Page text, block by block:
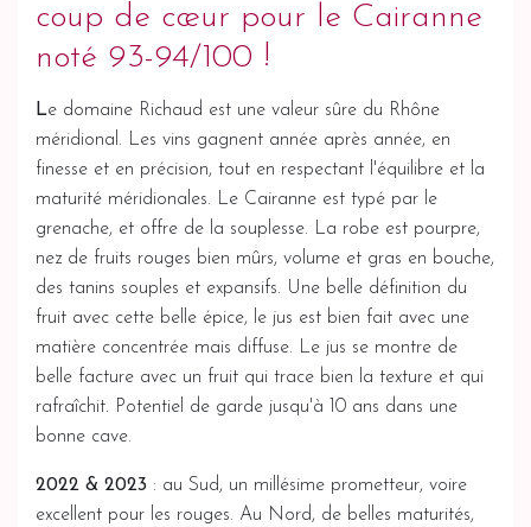
coup de cœur pour le Cairanne
noté 93-94/100 !
Le domaine Richaud est une valeur sûre du Rhône
méridional. Les vins gagnent année après année, en
finesse et en précision, tout en respectant l'équilibre et la
maturité méridionales. Le Cairanne est typé par le
grenache, et offre de la souplesse. La robe est pourpre,
nez de fruits rouges bien mûrs, volume et gras en bouche,
des tanins souples et expansifs. Une belle définition du
fruit avec cette belle épice, le jus est bien fait avec une
matière concentrée mais diffuse. Le jus se montre de
belle facture avec un fruit qui trace bien la texture et qui
rafraîchit. Potentiel de garde jusqu'à 10 ans dans une
bonne cave.
2022 & 2023 : au Sud, un millésime prometteur, voire
excellent pour les rouges. Au Nord, de belles maturités,